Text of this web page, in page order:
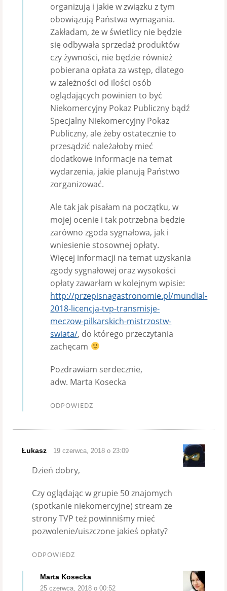
organizują i jakie w związku z tym
obowiązują Państwa wymagania.
Zakładam, że w świetlicy nie będzie
się odbywała sprzedaż produktów
czy żywności, nie będzie również
pobierana opłata za wstęp, dlatego
w zależności od ilości osób
oglądających powinien to być
Niekomercyjny Pokaz Publiczny bądź
Specjalny Niekomercyjny Pokaz
Publiczny, ale żeby ostatecznie to
przesądzić należałoby mieć
dodatkowe informacje na temat
wydarzenia, jakie planują Państwo
zorganizować.
Ale tak jak pisałam na początku, w
mojej ocenie i tak potrzebna będzie
zarówno zgoda sygnałowa, jak i
wniesienie stosownej opłaty.
Więcej informacji na temat uzyskania
zgody sygnałowej oraz wysokości
opłaty zawarłam w kolejnym wpisie:
http://przepisnagastronomie.pl/mundial-
2018-licencja-tvp-transmisje-
meczow-pilkarskich-mistrzostw-
swiata/, do którego przeczytania
zachęcam
Pozdrawiam serdecznie,
adw. Marta Kosecka
ODPOWIEDZ
Łukasz 19 czerwca, 2018 o 23:09
Dzień dobry,
Czy oglądając w grupie 50 znajomych
(spotkanie niekomercyjne) stream ze
strony TVP też powinniśmy mieć
pozwolenie/uiszczone jakieś opłaty?
ODPOWIEDZ
Marta Kosecka
25 czerwca, 2018 o 00:52